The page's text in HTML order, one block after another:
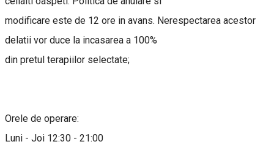
modificare este de 12 ore in avans. Nerespectarea acestor
delatii vor duce la incasarea a 100%
din pretul terapiilor selectate;
Orele de operare:
Luni - Joi 12:30 - 21:00